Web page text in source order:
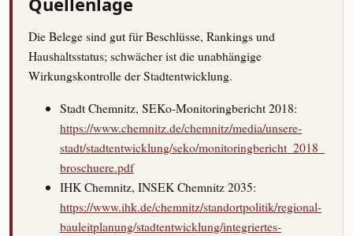
Die Belege sind gut für Beschlüsse, Rankings und
Haushaltsstatus; schwächer ist die unabhängige
Wirkungskontrolle der Stadtentwicklung.
Stadt Chemnitz, SEKo-Monitoringbericht 2018:
https://www.chemnitz.de/chemnitz/media/unsere-
stadt/stadtentwicklung/seko/monitoringbericht_2018_
broschuere.pdf
IHK Chemnitz, INSEK Chemnitz 2035:
https://www.ihk.de/chemnitz/standortpolitik/regional-
bauleitplanung/stadtentwicklung/integriertes-